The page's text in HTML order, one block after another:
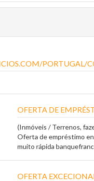
OFERTA DE
(Inmóveis / Terrenos,
Oferta de empréstimo
muito rápida
OFERTA